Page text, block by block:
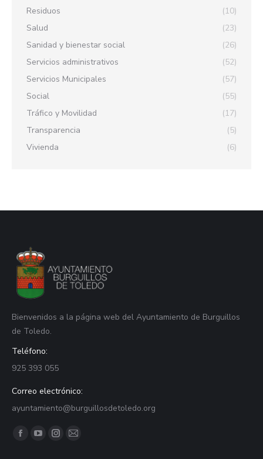
Residuos
(10)
Salud
(23)
Sanidad y bienestar social
(26)
Servicios administrativos
(52)
Servicios Municipales
(57)
Social
(55)
Tráfico y Movilidad
(17)
Transparencia
(5)
Vivienda
(6)
Bienvenidos a la página web del Ayuntamiento de Burguillos
de Toledo.
Teléfono:
925 393 055
Correo electrónico:
ayuntamiento@burguillosdetoledo.org
Find us on:
Facebook
YouTubeInstagram
Mail